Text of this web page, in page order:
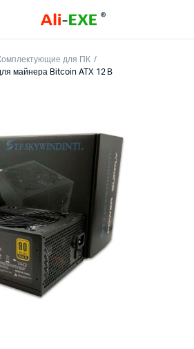
для ПК
майнера Bitcoin ATX 12 В